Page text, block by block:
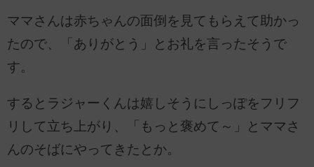
ママさんは赤ちゃんの面倒を見てもらえて助かっ
たので、「ありがとう」とお礼を言ったそうで
す。
するとラジャーくんは嬉しそうにしっぽをフリフ
リして立ち上がり、「もっと褒めて～」とママさ
んのそばにやってきたとか。